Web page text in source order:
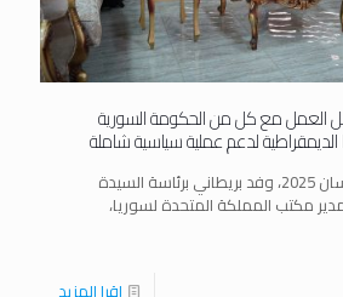
العمل مع كل من الحكومة السورية
لدعم عملية سياسية شاملة
زار أمس الثلاثاء 15 نيسان 2025، وفد بريطاني برئاسة السيدة
مكتب المملكة المتحدة لسوريا،